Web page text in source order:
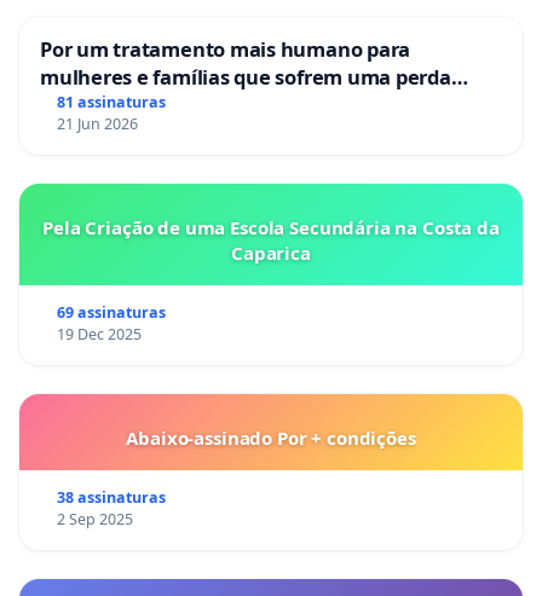
Por um tratamento mais humano para
mulheres e famílias que sofrem uma perda
gestacional nos hospitais portugueses
81 assinaturas
21 Jun 2026
Pela Criação de uma Escola Secundária na Costa da
Caparica
69 assinaturas
19 Dec 2025
Abaixo-assinado Por + condições
38 assinaturas
2 Sep 2025